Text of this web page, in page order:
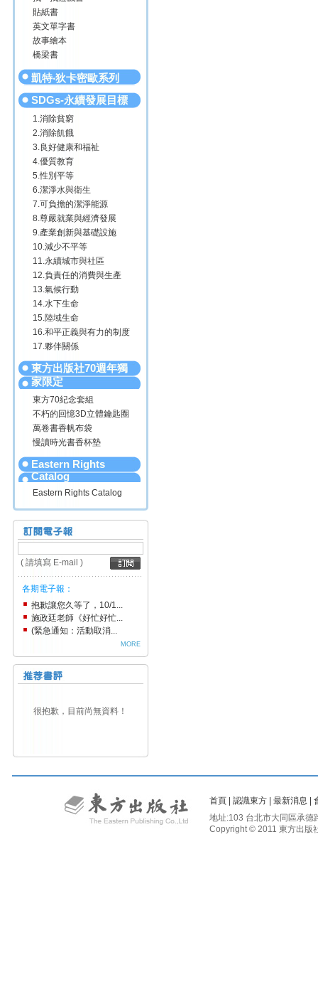
貼紙書
英文單字書
故事繪本
橋梁書
凱特‧狄卡密歐系列
SDGs-永續發展目標
1.消除貧窮
2.消除飢餓
3.良好健康和福祉
4.優質教育
5.性別平等
6.潔淨水與衛生
7.可負擔的潔淨能源
8.尊嚴就業與經濟發展
9.產業創新與基礎設施
10.減少不平等
11.永續城市與社區
12.負責任的消費與生產
13.氣候行動
14.水下生命
15.陸域生命
16.和平正義與有力的制度
17.夥伴關係
東方出版社70週年獨
家限定
東方70紀念套組
不朽的回憶3D立體鑰匙圈
萬卷書香帆布袋
慢讀時光書香杯墊
Eastern Rights
Catalog
Eastern Rights Catalog
( 請填寫 E-mail )
各期電子報：
抱歉讓您久等了，10/1...
施政廷老師《好忙好忙...
(緊急通知：活動取消...
MORE
很抱歉，目前尚無資料！
首頁 認識東方 最新消息
地址:103 台北市大同區承
Copyright © 2011 東方出版